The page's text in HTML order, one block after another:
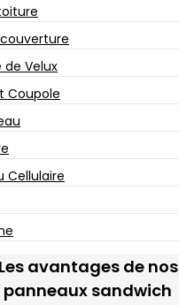
de Velux
Coupole
Cellulaire
Les avantages de nos
panneaux sandwich